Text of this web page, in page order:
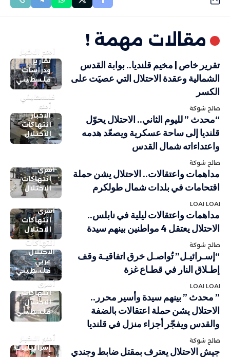
مقالات مهمة !
أهم الاخبار
تقارير
ودراسات
فلسطيني
تقرير خاص | مخيم قلنديا.. بوابة القدس
الشمالية وعقدة الاحتلال التي عصيَت على
الكسر
صالح شوكة
فلسطيني
أهم
الاخبار
انتهاكات
الاحتلال
“محدث ” لليوم الثاني.. الاحتلال يحوّل
قلنديا إلى ساحة عسكرية ويصعّد هدمه
واعتداءاته شمال القدس
صالح شوكة
أسرى
انتهاكات
الاحتلال
مداهمات واعتقالات.. الاحتلال يشن حملة
اقتحامات في بلدات شمال طولكرم
LOAI LOAI
أسرى
انتهاكات
الاحتلال
مداهمات واعتقالات ليلية في نابلس..
الاحتلال يعتقل 4 مواطنين بينهم سيدة
صالح شوكة
انتهاكات
الاحتلال
عربي
فلسطيني
“إسـرائيـل” تُواصـل خرق اتفاقيـة وقف
إطـلاق النار في قطـاع غزة
LOAI LOAI
أسرى
انتهاكات
الاحتلال
فلسطيني
” محدث ” بينهم سيدة وأسير محرر..
الاحتلال يشن حملة اعتقالات بالضفة
والقدس ويفجّر أجزاء منزل في قلنديا
صالح شوكة
أهم الاخبار
إسرائيليات
جيش الاحتلال يعترف بمقتل ضابط وجندي